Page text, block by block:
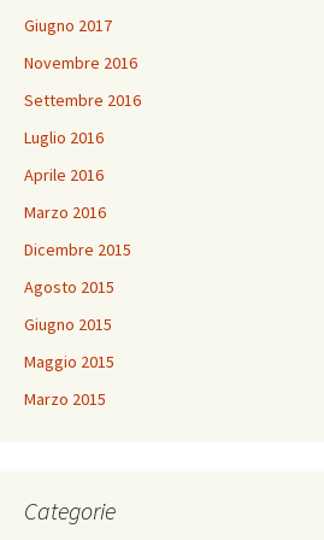
Giugno 2017
Novembre 2016
Settembre 2016
Luglio 2016
Aprile 2016
Marzo 2016
Dicembre 2015
Agosto 2015
Giugno 2015
Maggio 2015
Marzo 2015
Categorie